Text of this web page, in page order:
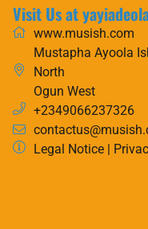
Visit Us at
www.musish.com
Mustapha Ayoola
North
Ogun West
+2349066237326
Legal Notice|